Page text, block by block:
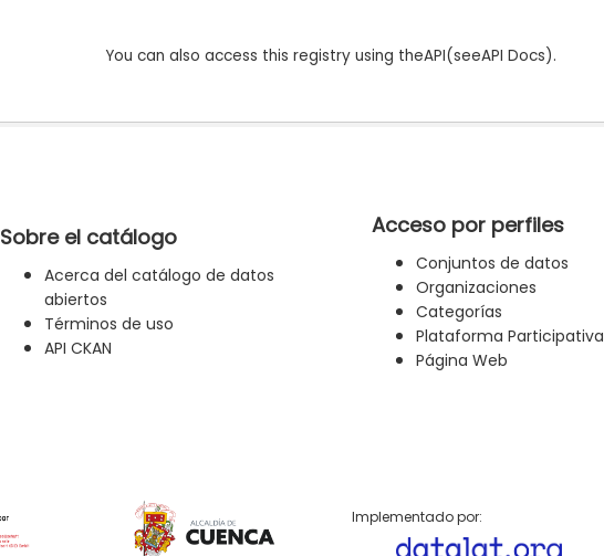
You can also access this registry using theAPI(seeAPI Docs).
Sobre el catálogo
Acerca del catálogo de datos
abiertos
Términos de uso
API CKAN
Acceso por perfiles
Conjuntos de datos
Organizaciones
Categorías
Plataforma Participativa
Página Web
Implementado por: